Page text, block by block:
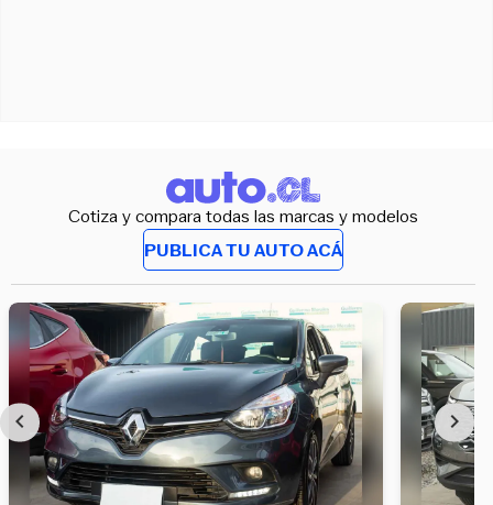
Cotiza y compara todas las marcas y modelos
PUBLICA TU AUTO ACÁ